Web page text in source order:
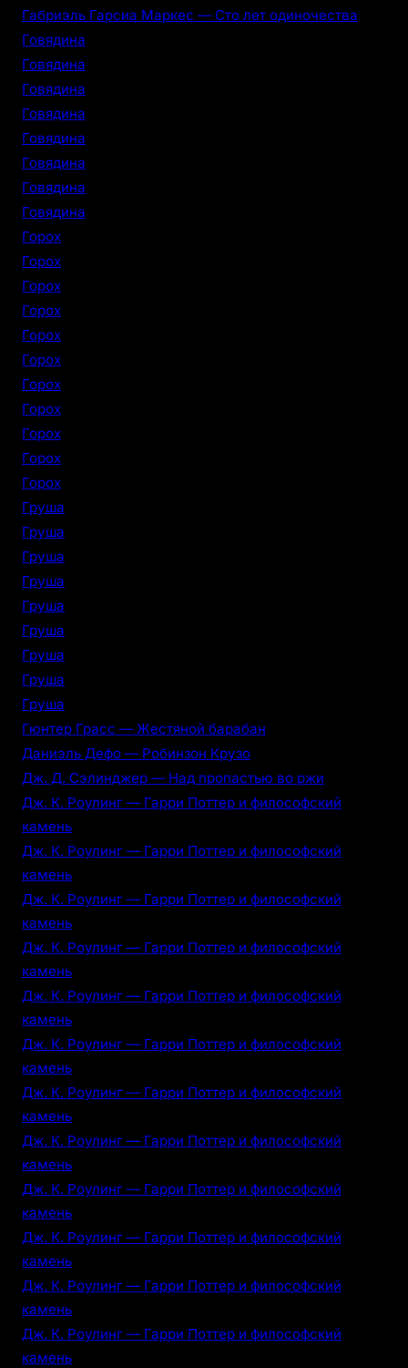
Габриэль Гарсиа Маркес — Сто лет одиночества
Говядина
Говядина
Говядина
Говядина
Говядина
Говядина
Говядина
Говядина
Горох
Горох
Горох
Горох
Горох
Горох
Горох
Горох
Горох
Горох
Горох
Груша
Груша
Груша
Груша
Груша
Груша
Груша
Груша
Груша
Гюнтер Грасс — Жестяной барабан
Даниэль Дефо — Робинзон Крузо
Дж. Д. Сэлинджер — Над пропастью во ржи
Дж. К. Роулинг — Гарри Поттер и философский
камень
Дж. К. Роулинг — Гарри Поттер и философский
камень
Дж. К. Роулинг — Гарри Поттер и философский
камень
Дж. К. Роулинг — Гарри Поттер и философский
камень
Дж. К. Роулинг — Гарри Поттер и философский
камень
Дж. К. Роулинг — Гарри Поттер и философский
камень
Дж. К. Роулинг — Гарри Поттер и философский
камень
Дж. К. Роулинг — Гарри Поттер и философский
камень
Дж. К. Роулинг — Гарри Поттер и философский
камень
Дж. К. Роулинг — Гарри Поттер и философский
камень
Дж. К. Роулинг — Гарри Поттер и философский
камень
Дж. К. Роулинг — Гарри Поттер и философский
камень